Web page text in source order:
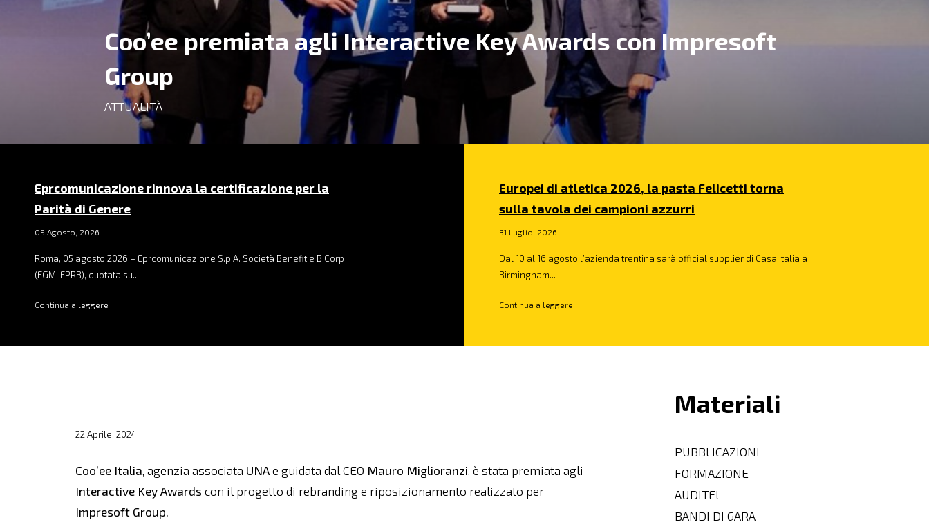
Coo’ee premiata agli Interactive Key Awards con Impresoft
Group
ATTUALITÀ
Eprcomunicazione rinnova la certificazione per la
Parità di Genere
05 Agosto, 2026
Roma, 05 agosto 2026 – Eprcomunicazione S.p.A. Società Benefit e B Corp
(EGM: EPRB), quotata su...
Continua a leggere
Europei di atletica 2026, la pasta Felicetti torna
sulla tavola dei campioni azzurri
31 Luglio, 2026
Dal 10 al 16 agosto l’azienda trentina sarà official supplier di Casa Italia a
Birmingham...
Continua a leggere
22 Aprile, 2024
Coo’ee Italia, agenzia associata UNAe guidata dal CEO Mauro Miglioranzi, è stata premiata agli
Interactive Key Awardscon il progetto di rebranding e riposizionamento realizzato per
Impresoft Group.
Materiali
PUBBLICAZIONI
FORMAZIONE
AUDITEL
BANDI DI GARA